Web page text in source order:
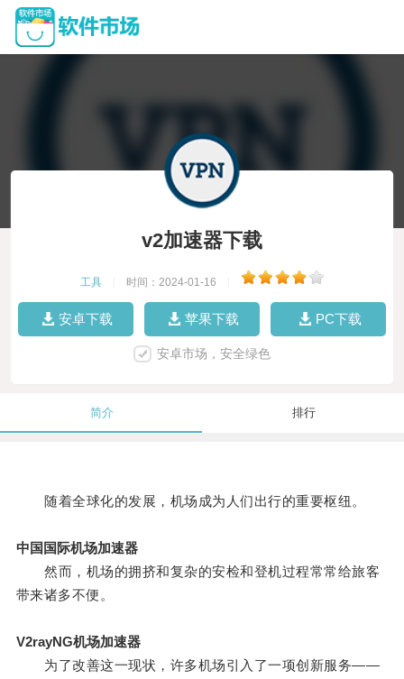
v2加速器下载
工具 时间：2024-01-16
安卓下载 苹果下载 PC下载
安卓市场，安全绿色
简介 排行
随着全球化的发展，机场成为人们出行的重要枢纽。
中国国际机场加速器
然而，机场的拥挤和复杂的安检和登机过程常常给旅客
带来诸多不便。
V2rayNG机场加速器
为了改善这一现状，许多机场引入了一项创新服务——